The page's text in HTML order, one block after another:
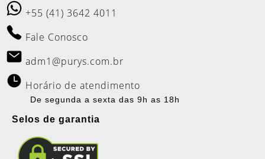
+55 (41) 3642 4011
Fale Conosco
adm1@purys.com.br
Horário de atendimento
De segunda a sexta das 9h as 18h
Selos de garantia